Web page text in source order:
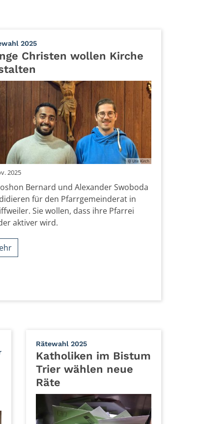
2025:
Christen wollen Kirche
© Ute Kirch
2025
Bernard und Alexander Swoboda
für den Pfarrgemeinderat in
Sie wollen, dass ihre Pfarrei
aktiver wird.
Rätewahl 2025:
Katholiken im Bistum
Trier wählen neue
Räte